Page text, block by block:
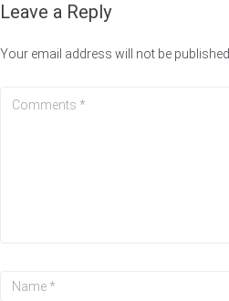
Leave a Reply
Your email address will not be published.